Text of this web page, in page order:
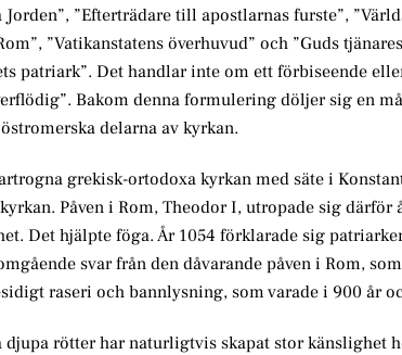
”Efterträdare till apostlarnas furste”,
”Vatikanstatens överhuvud” och ”Guds
patriark”. Det handlar inte om ett förbiseende
Bakom denna formulering döljer sig en
delarna av kyrkan.
grekisk-ortodoxa kyrkan med säte i
Påven i Rom, Theodor I, utropade sig
Det hjälpte föga. År 1054 förklarade sig
svar från den dåvarande påven i Rom,
raseri och bannlysning, som varade i 900 år
djupa rötter har naturligtvis skapat stor känslighet